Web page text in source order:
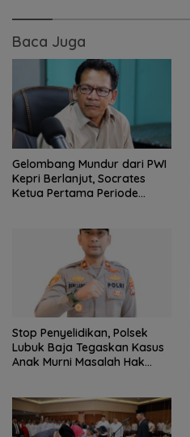
Baca Juga
Gelombang Mundur dari PWI
Kepri Berlanjut, Socrates
Ketua Pertama Periode
Stop Penyelidikan, Polsek
Lubuk Baja Tegaskan Kasus
Anak Murni Masalah Hak